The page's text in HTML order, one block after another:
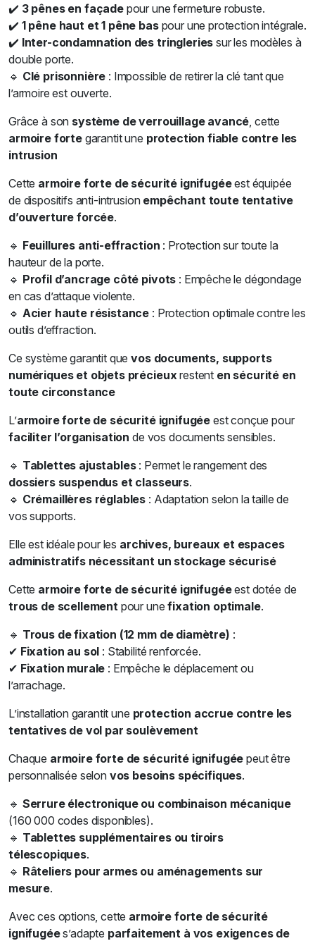
✔️ 3 pênes en façadepour une fermeture robuste.
✔️ 1 pêne haut et 1 pêne baspour une protection intégrale.
✔️ Inter-condamnation des tringleries sur les modèles à
double porte.
🔹 Clé prisonnière : Impossible de retirer la clé tant que
l’armoire est ouverte.
Grâce à son système de verrouillage avancé , cette
armoire fortegarantit une protection fiable contre les
intrusion
Cette armoire forte de sécurité ignifugéeest équipée
de dispositifs anti-intrusion empêchant toute tentative
d’ouverture forcée.
🔹 Feuillures anti-effraction : Protection sur toute la
hauteur de la porte.
🔹 Profil d’ancrage côté pivots : Empêche le dégondage
en cas d’attaque violente.
🔹 Acier haute résistance : Protection optimale contre les
outils d’effraction.
Ce système garantit quevos documents, supports
numériques et objets précieux restent en sécurité en
toute circonstance
L’armoire forte de sécurité ignifugée est conçue pour
faciliter l’organisation de vos documents sensibles.
🔹 Tablettes ajustables: Permet le rangement des
dossiers suspendus et classeurs.
🔹 Crémaillères réglables : Adaptation selon la taille de
vos supports.
Elle est idéale pour les archives, bureaux et espaces
administratifs nécessitant un stockage sécurisé
Cette armoire forte de sécurité ignifugéeest dotée de
trous de scellement pour unefixation optimale.
🔹 Trous de fixation (12 mm de diamètre) :
✔ Fixation au sol : Stabilité renforcée.
✔ Fixation murale : Empêche le déplacement ou
l’arrachage.
L’installation garantit une protection accrue contre les
tentatives de vol par soulèvement
Chaque armoire forte de sécurité ignifugée peut être
personnalisée selon vos besoins spécifiques.
🔹 Serrure électronique ou combinaison mécanique
(160 000 codes disponibles).
🔹 Tablettes supplémentaires ou tiroirs
télescopiques.
🔹 Râteliers pour armes ou aménagements sur
mesure.
Avec ces options, cette armoire forte de sécurité
ignifugées’adapte parfaitement à vos exigences de